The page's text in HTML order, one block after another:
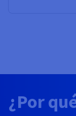
¿Por